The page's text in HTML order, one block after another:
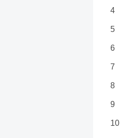
4
5
6
7
8
9
10